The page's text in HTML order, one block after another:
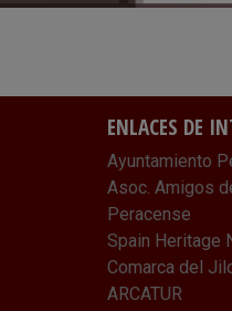
ENLACES DE
Ayuntamiento
Asoc. Amigos
Peracense
Spain Heritage
Comarca del
ARCATUR